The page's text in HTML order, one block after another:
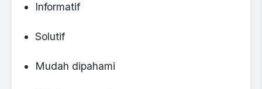
Informatif
Solutif
Mudah dipahami